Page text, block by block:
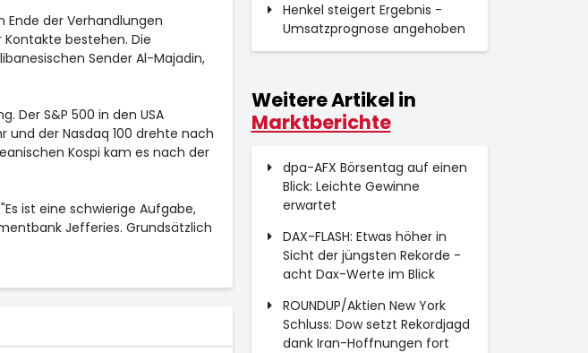
der Verhandlungen
bestehen. Die
Sender Al-Majadin,
Der S&P 500 in den USA
der Nasdaq 100 drehte nach
Kospi kam es nach der
ist eine schwierige Aufgabe,
Jefferies. Grundsätzlich
Henkel steigert Ergebnis -
Umsatzprognose angehoben
Weitere Artikel in
Marktberichte
dpa-AFX Börsentag auf einen
Blick: Leichte Gewinne
erwartet
DAX-FLASH: Etwas höher in
Sicht der jüngsten Rekorde -
acht Dax-Werte im Blick
ROUNDUP/Aktien New York
Schluss: Dow setzt Rekordjagd
dank Iran-Hoffnungen fort